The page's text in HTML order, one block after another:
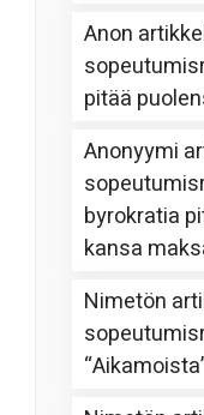
Anon
pitää
Anonyymi
byrokratia
kansa
Nimetön
“Aikamoista